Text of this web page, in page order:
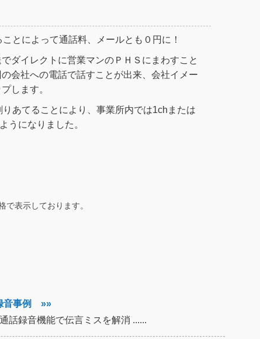
とによって通話料、メールとも０円に！
ダイレクトに営業マンのＰＨＳにまわすこと
会社への電話で話すことが出来、会社イメー
します。
あてることにより、事業所内では1chまたは
うになりました。
表示しております。
音事例 »»
話録音機能で伝言ミスを解消 ......